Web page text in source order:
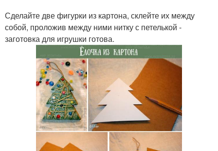
Сделайте две фигурки из картона, склейте их между
собой, проложив между ними нитку с петелькой -
заготовка для игрушки готова.